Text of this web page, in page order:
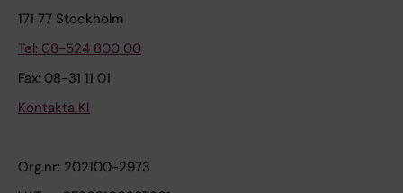
171 77 Stockholm
Tel: 08-524 800 00
Fax: 08-31 11 01
Kontakta KI
Org.nr: 202100-2973